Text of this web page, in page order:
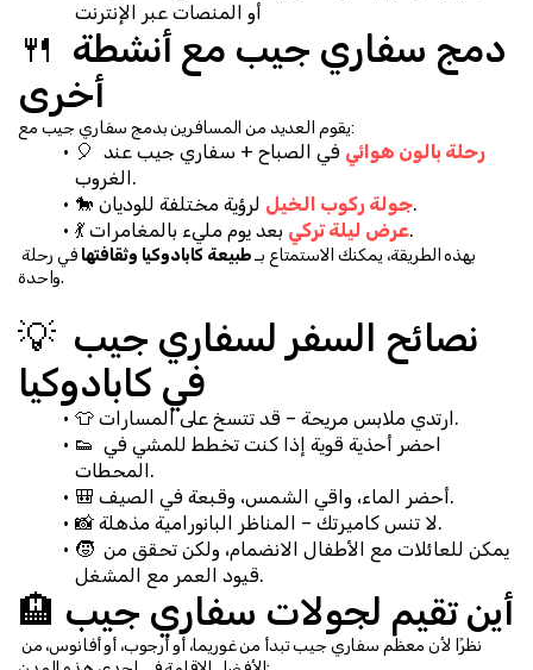
أو المنصات عبر الإنترنت
🍴 دمج سفاري جيب مع أنشطة
أخرى
يقوم العديد من المسافرين بدمج سفاري جيب مع:
🎈 رحلة بالون هوائي
الغروب.
🐎
جولة ركوب الخيل لرؤية مختلفة للوديان.
💃
عرض ليلة تركي بعد يوم مليء بالمغامرات.
بهذه الطريقة، يمكنك الاستمتاع بـ طبيعة كابادوكيا وثقافتها
واحدة.
💡 نصائح السفر لسفاري جيب
في كابادوكيا
👕 ارتدي ملابس مريحة – قد تتسخ على المسارات.
👟 احضر أحذية قوية إذا كنت تخطط للمشي في
المحطات.
🎒 أحضر الماء، واقي الشمس، وقبعة في الصيف.
📸 لا تنس كاميرتك – المناظر البانورامية مذهلة.
🧒 يمكن للعائلات مع الأطفال الانضمام، ولكن تحقق من
قيود العمر مع المشغل.
🏨 أين تقيم لجولات سفاري جيب